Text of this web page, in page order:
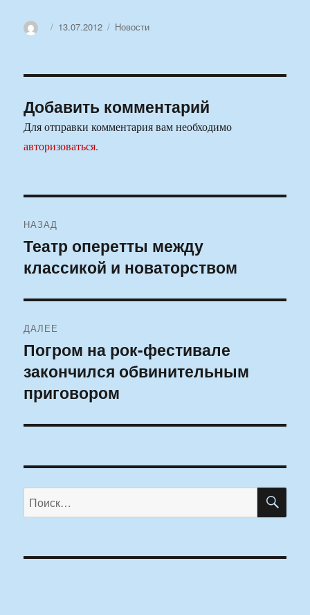
АвторОпубликовано
13.07.2012 Рубрики
Новости
Добавить комментарий
Для отправки комментария вам необходимо
авторизоваться.
по
записям
НАЗАД
Предыдущая
запись:
Театр оперетты между
классикой и новаторством
ДАЛЕЕ
Следующая
запись:
Погром на рок-фестивале
закончился обвинительным
приговором
Искать: